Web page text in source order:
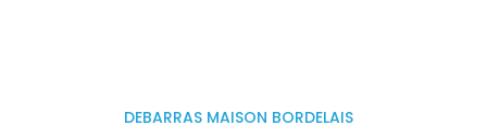
DEBARRAS MAISON BORDELAIS